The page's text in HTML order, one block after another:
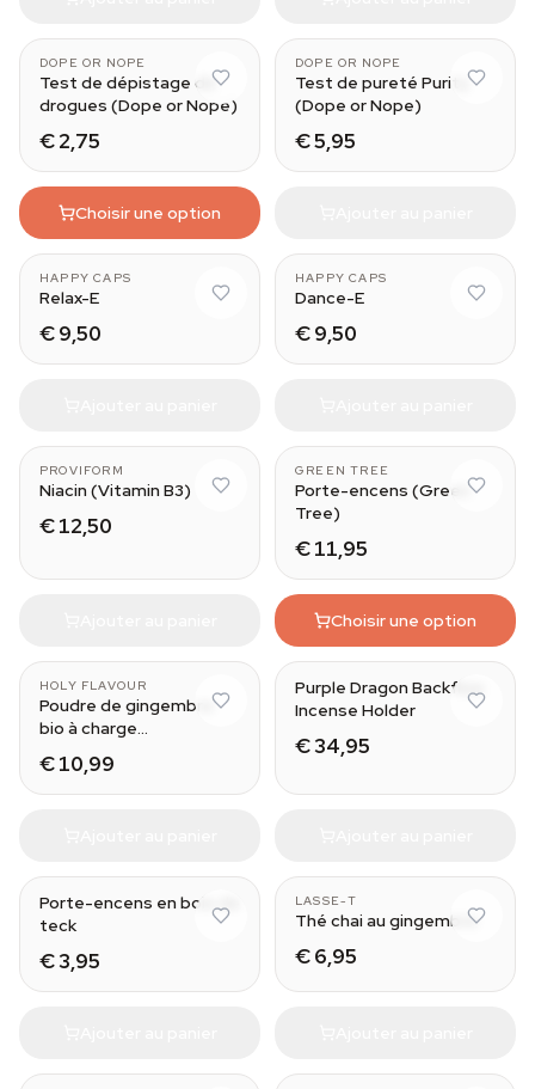
DOPE OR NOPE
Test de dépistage de
drogues (Dope or Nope)
€ 2,75
Choisir une option
DOPE OR NOPE
Test de pureté Purity
(Dope or Nope)
€ 5,95
HAPPY CAPS
Relax-E
€ 9,50
HAPPY CAPS
Dance-E
€ 9,50
PROVIFORM
Niacin (Vitamin B3)
€ 12,50
GREEN TREE
Porte-encens (Green
Tree)
€ 11,95
Choisir une option
HOLY FLAVOUR
Poudre de gingembre
bio à charge
€ 10,99
Purple Dragon Backflow
Incense Holder
€ 34,95
Porte-encens en bois de
teck
€ 3,95
LASSE-T
Thé chai au gingembre
€ 6,95